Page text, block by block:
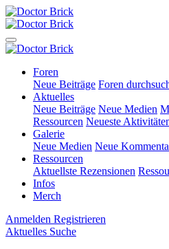
Foren
Neue Beiträge Foren
Aktuelles
Neue Beiträge Neue Medien
Ressourcen Neueste
Galerie
Neue Medien Neue
Ressourcen
Aktuellste Rezensionen
Infos
Merch
Anmelden Registrieren
Aktuelles Suche